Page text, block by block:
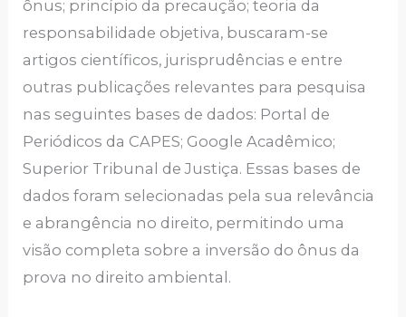
ônus; princípio da precaução; teoria da
responsabilidade objetiva, buscaram-se
artigos científicos, jurisprudências e entre
outras publicações relevantes para pesquisa
nas seguintes bases de dados: Portal de
Periódicos da CAPES; Google Acadêmico;
Superior Tribunal de Justiça. Essas bases de
dados foram selecionadas pela sua relevância
e abrangência no direito, permitindo uma
visão completa sobre a inversão do ônus da
prova no direito ambiental.